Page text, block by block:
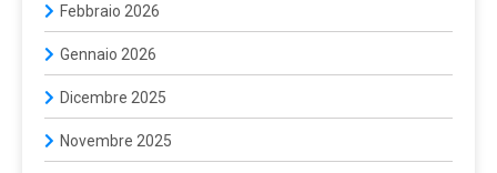
Febbraio 2026
Gennaio 2026
Dicembre 2025
Novembre 2025